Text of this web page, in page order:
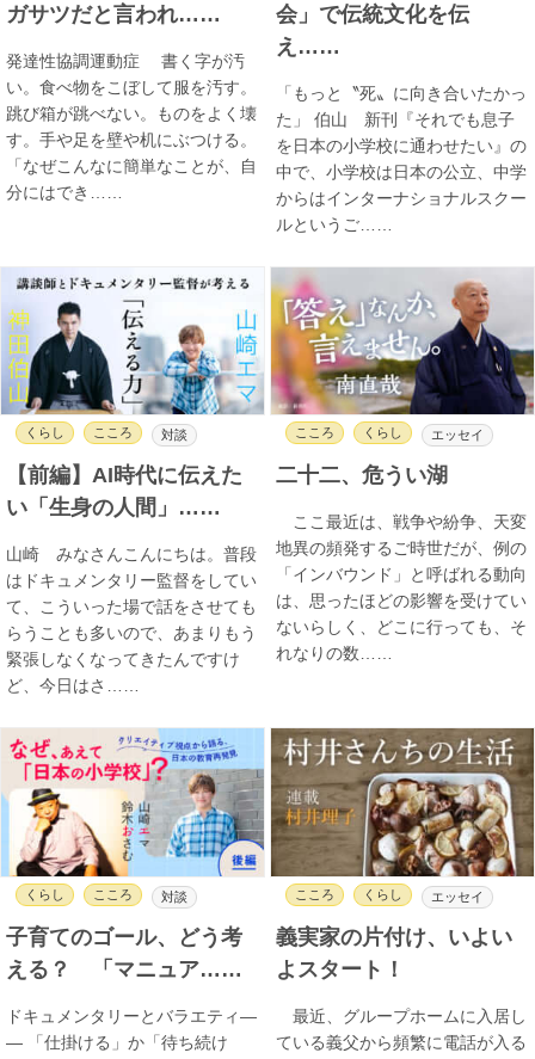
ガサツだと言われ……
発達性協調運動症 書く字が汚
い。食べ物をこぼして服を汚す。
跳び箱が跳べない。ものをよく壊
す。手や足を壁や机にぶつける。
「なぜこんなに簡単なことが、自
分にはでき……
会」で伝統文化を伝
え……
「もっと〝死〟に向き合いたかっ
た」 伯山 新刊『それでも息子
を日本の小学校に通わせたい』の
中で、小学校は日本の公立、中学
からはインターナショナルスクー
ルというご……
くらし こころ 対談
【前編】AI時代に伝えた
い「生身の人間」……
山崎 みなさんこんにちは。普段
はドキュメンタリー監督をしてい
て、こういった場で話をさせても
らうことも多いので、あまりもう
緊張しなくなってきたんですけ
ど、今日はさ……
こころ くらし エッセイ
二十二、危うい湖
ここ最近は、戦争や紛争、天変
地異の頻発するご時世だが、例の
「インバウンド」と呼ばれる動向
は、思ったほどの影響を受けてい
ないらしく、どこに行っても、そ
れなりの数……
くらし こころ 対談
子育てのゴール、どう考
える？ 「マニュア……
ドキュメンタリーとバラエティ―
― 「仕掛ける」か「待ち続け
こころ くらし エッセイ
義実家の片付け、いよい
よスタート！
最近、グループホームに入居し
ている義父から頻繁に電話が入る